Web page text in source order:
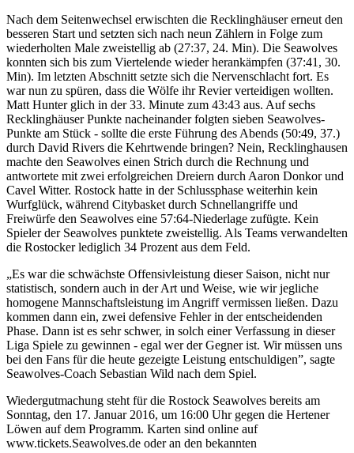
Nach dem Seitenwechsel erwischten die Recklinghäuser erneut den
besseren Start und setzten sich nach neun Zählern in Folge zum
wiederholten Male zweistellig ab (27:37, 24. Min). Die Seawolves
konnten sich bis zum Viertelende wieder herankämpfen (37:41, 30.
Min). Im letzten Abschnitt setzte sich die Nervenschlacht fort. Es
war nun zu spüren, dass die Wölfe ihr Revier verteidigen wollten.
Matt Hunter glich in der 33. Minute zum 43:43 aus. Auf sechs
Recklinghäuser Punkte nacheinander folgten sieben Seawolves-
Punkte am Stück - sollte die erste Führung des Abends (50:49, 37.)
durch David Rivers die Kehrtwende bringen? Nein, Recklinghausen
machte den Seawolves einen Strich durch die Rechnung und
antwortete mit zwei erfolgreichen Dreiern durch Aaron Donkor und
Cavel Witter. Rostock hatte in der Schlussphase weiterhin kein
Wurfglück, während Citybasket durch Schnellangriffe und
Freiwürfe den Seawolves eine 57:64-Niederlage zufügte. Kein
Spieler der Seawolves punktete zweistellig. Als Teams verwandelten
die Rostocker lediglich 34 Prozent aus dem Feld.
„Es war die schwächste Offensivleistung dieser Saison, nicht nur
statistisch, sondern auch in der Art und Weise, wie wir jegliche
homogene Mannschaftsleistung im Angriff vermissen ließen. Dazu
kommen dann ein, zwei defensive Fehler in der entscheidenden
Phase. Dann ist es sehr schwer, in solch einer Verfassung in dieser
Liga Spiele zu gewinnen - egal wer der Gegner ist. Wir müssen uns
bei den Fans für die heute gezeigte Leistung entschuldigen”, sagte
Seawolves-Coach Sebastian Wild nach dem Spiel.
Wiedergutmachung steht für die Rostock Seawolves bereits am
Sonntag, den 17. Januar 2016, um 16:00 Uhr gegen die Hertener
Löwen auf dem Programm. Karten sind online auf
www.tickets.Seawolves.de oder an den bekannten